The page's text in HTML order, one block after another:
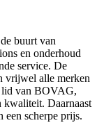
buurt van
en onderhoud
service. De
vrijwel alle merken
lid van BOVAG,
kwaliteit. Daarnaast
een scherpe prijs.